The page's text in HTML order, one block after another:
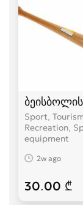
Sport,
Recreation,
equipment
2w ago
30.00 ₾